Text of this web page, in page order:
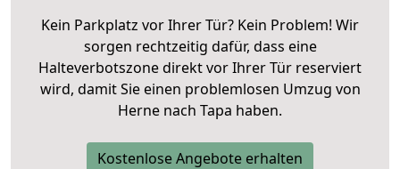
Kein Parkplatz vor Ihrer Tür? Kein Problem! Wir
sorgen rechtzeitig dafür, dass eine
Halteverbotszone direkt vor Ihrer Tür reserviert
wird, damit Sie einen problemlosen Umzug von
Herne nach Tapa haben.
Kostenlose Angebote erhalten